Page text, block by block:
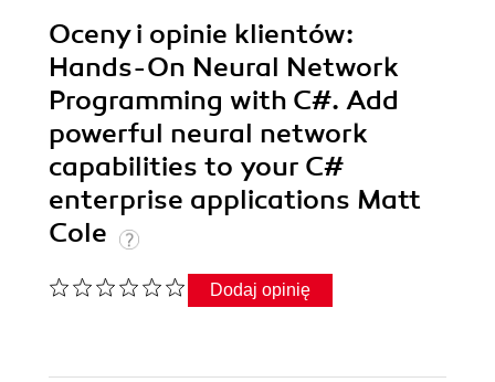
Oceny i opinie klientów:
Hands-On Neural Network
Programming with C#. Add
powerful neural network
capabilities to your C#
enterprise applications Matt
Cole
Dodaj opinię